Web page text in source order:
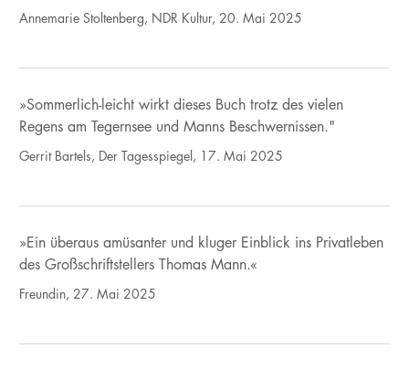
Annemarie Stoltenberg, NDR Kultur, 20. Mai 2025
»Sommerlich-leicht wirkt dieses Buch trotz des vielen
Regens am Tegernsee und Manns Beschwernissen."
Gerrit Bartels, Der Tagesspiegel, 17. Mai 2025
»Ein überaus amüsanter und kluger Einblick ins Privatleben
des Großschriftstellers Thomas Mann.«
Freundin, 27. Mai 2025